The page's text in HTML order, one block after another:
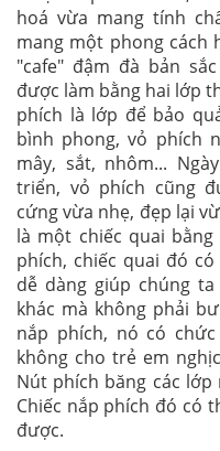
hoá vừa mang tính
mang một phong cách
"cafe" đậm đà bản
được làm bằng hai lớp
phích là lớp để bảo
bình phong, vỏ phích
mây, sắt, nhôm...
triển, vỏ phích cũng
cứng vừa nhẹ, đẹp lại
là một chiếc quai
phích, chiếc quai đó
dễ dàng giúp chúng
khác mà không phải
nắp phích, nó có
không cho trẻ em
Nút phích băng các
Chiếc nắp phích đó có
được.